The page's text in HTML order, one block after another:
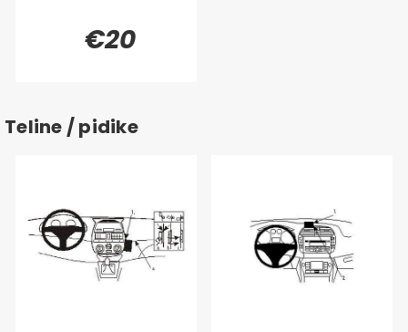
€20
Teline / pidike